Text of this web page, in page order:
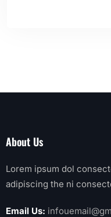
About Us
Lorem ipsum dol
adipiscing the ni
Email Us: